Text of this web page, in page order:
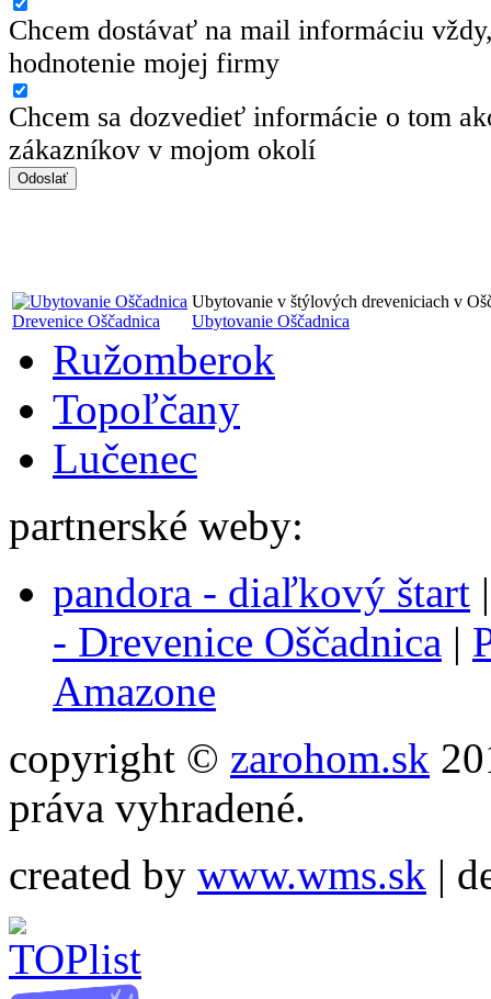
Chcem dostávať na mail informáciu
hodnotenie mojej firmy
Chcem sa dozvedieť informácie o tom
zákazníkov v mojom okolí
Drevenice Oščadnica
Ubytovanie v štýlových dreveniciach v
Ubytovanie Oščadnica
Ružomberok
Topoľčany
Lučenec
partnerské weby:
pandora - diaľkový štart
- Drevenice Oščadnica |
Amazone
copyright © zarohom.sk
práva vyhradené.
created by www.wms.sk |